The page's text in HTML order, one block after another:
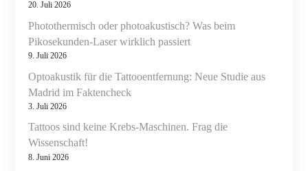
20. Juli 2026
Photothermisch oder photoakustisch? Was beim
Pikosekunden-Laser wirklich passiert
9. Juli 2026
Optoakustik für die Tattooentfernung: Neue Studie aus
Madrid im Faktencheck
3. Juli 2026
Tattoos sind keine Krebs-Maschinen. Frag die
Wissenschaft!
8. Juni 2026